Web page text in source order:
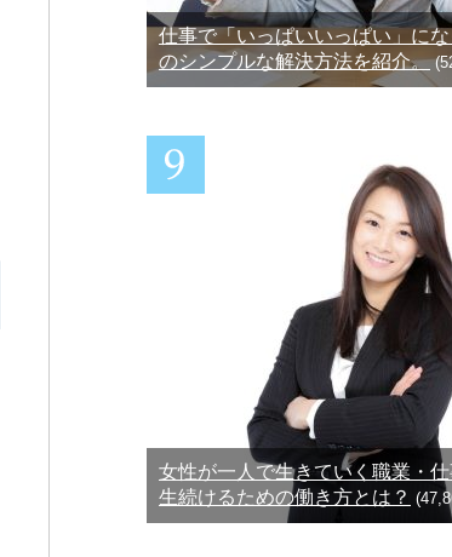
仕事で「いっぱいいっぱい」に
のシンプルな解決方法を紹介。
女性が一人で生きていく職業・
生続けるための働き方とは？